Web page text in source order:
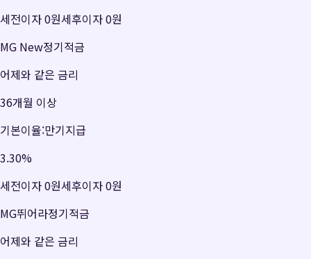
세전이자0원세후이자0원
MG New정기적금
어제와 같은 금리
36개월 이상
기본이율:만기지급
3.30%
세전이자0원세후이자0원
MG뛰어라정기적금
어제와 같은 금리